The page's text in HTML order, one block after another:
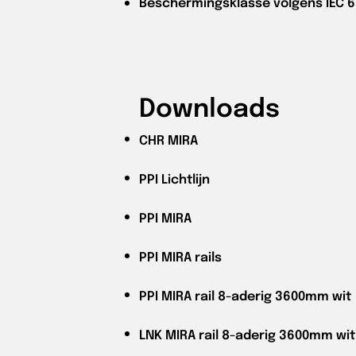
Downloads
CHR MIRA
PPI Lichtlijn
PPI MIRA
PPI MIRA rails
PPI MIRA rail 8-aderig 3600mm wit
LNK MIRA rail 8-aderig 3600mm wit